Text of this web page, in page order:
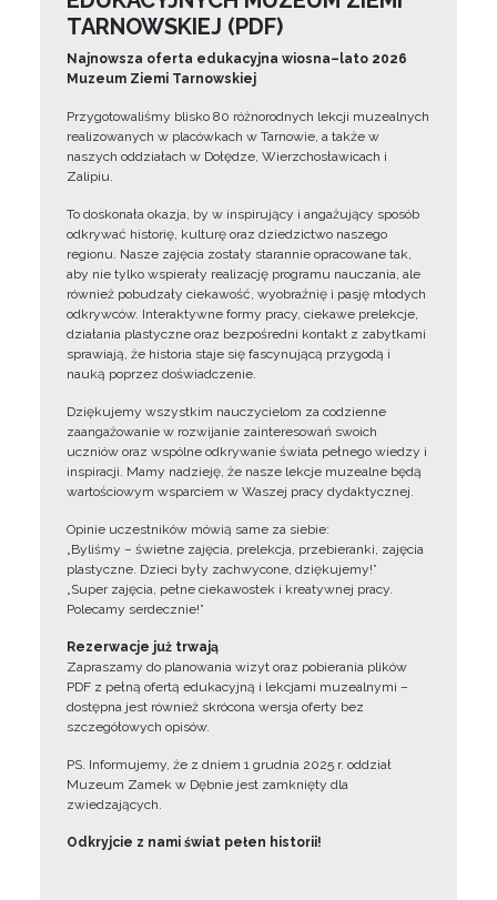
TARNOWSKIEJ (PDF)
Najnowsza oferta edukacyjna wiosna–lato 2026
Muzeum Ziemi Tarnowskiej
Przygotowaliśmy blisko 80 różnorodnych lekcji muzealnych
realizowanych w placówkach w Tarnowie, a także w
naszych oddziałach w Dołędze, Wierzchosławicach i
Zalipiu.
To doskonała okazja, by w inspirujący i angażujący sposób
odkrywać historię, kulturę oraz dziedzictwo naszego
regionu. Nasze zajęcia zostały starannie opracowane tak,
aby nie tylko wspierały realizację programu nauczania, ale
również pobudzały ciekawość, wyobraźnię i pasję młodych
odkrywców. Interaktywne formy pracy, ciekawe prelekcje,
działania plastyczne oraz bezpośredni kontakt z zabytkami
sprawiają, że historia staje się fascynującą przygodą i
nauką poprzez doświadczenie.
Dziękujemy wszystkim nauczycielom za codzienne
zaangażowanie w rozwijanie zainteresowań swoich
uczniów oraz wspólne odkrywanie świata pełnego wiedzy i
inspiracji. Mamy nadzieję, że nasze lekcje muzealne będą
wartościowym wsparciem w Waszej pracy dydaktycznej.
Opinie uczestników mówią same za siebie:
„Byliśmy – świetne zajęcia, prelekcja, przebieranki, zajęcia
plastyczne. Dzieci były zachwycone, dziękujemy!”
„Super zajęcia, pełne ciekawostek i kreatywnej pracy.
Polecamy serdecznie!”
Rezerwacje już trwają
Zapraszamy do planowania wizyt oraz pobierania plików
PDF z pełną ofertą edukacyjną i lekcjami muzealnymi –
dostępna jest również skrócona wersja oferty bez
szczegółowych opisów.
PS. Informujemy, że z dniem 1 grudnia 2025 r. oddział
Muzeum Zamek w Dębnie jest zamknięty dla
zwiedzających.
Odkryjcie z nami świat pełen historii!